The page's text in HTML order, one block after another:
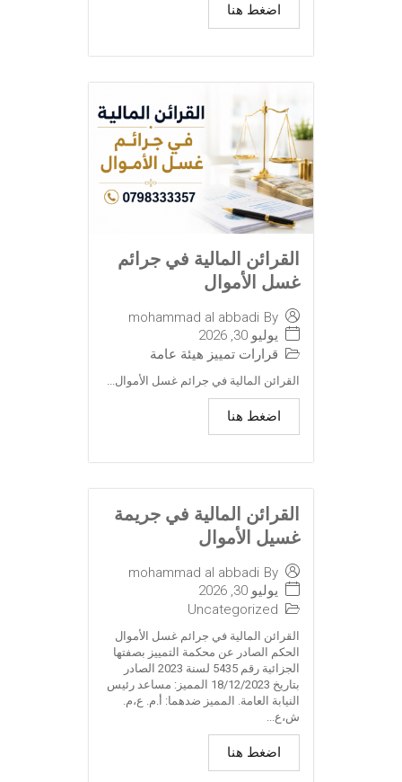
اضغط هنا
القرائن المالية في جرائم
غسل الأموال
By
mohammad al abbadi
يوليو 30, 2026
قرارات تمييز هيئة عامة
القرائن المالية في جرائم غسل الأموال...
اضغط هنا
القرائن المالية في جريمة
غسيل الأموال
By
mohammad al abbadi
يوليو 30, 2026
Uncategorized
القرائن المالية في جرائم غسل الأموال
الحكم الصادر عن محكمة التمييز بصفتها
الجزائية رقم 5435 لسنة 2023 الصادر
بتاريخ 18/12/2023 المميز: مساعد رئيس
النيابة العامة. المميز ضدهما: أ.م. ع،م.
ش،ع...
اضغط هنا